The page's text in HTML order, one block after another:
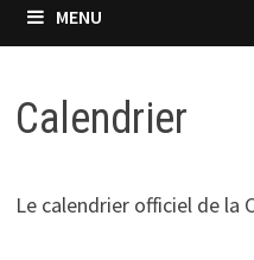
MENU
Calendrier
Le calendrier officiel de la